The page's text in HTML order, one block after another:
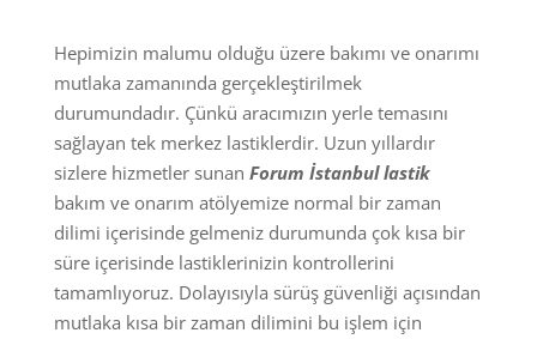
Hepimizin malumu olduğu üzere bakımı ve onarımı
mutlaka zamanında gerçekleştirilmek
durumundadır. Çünkü aracımızın yerle temasını
sağlayan tek merkez lastiklerdir. Uzun yıllardır
sizlere hizmetler sunan Forum İstanbul lastik
bakım ve onarım atölyemize normal bir zaman
dilimi içerisinde gelmeniz durumunda çok kısa bir
süre içerisinde lastiklerinizin kontrollerini
tamamlıyoruz. Dolayısıyla sürüş güvenliği açısından
mutlaka kısa bir zaman dilimini bu işlem için